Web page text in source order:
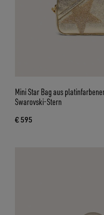
Mini Star Bag aus
Swarovski-Stern
€ 595